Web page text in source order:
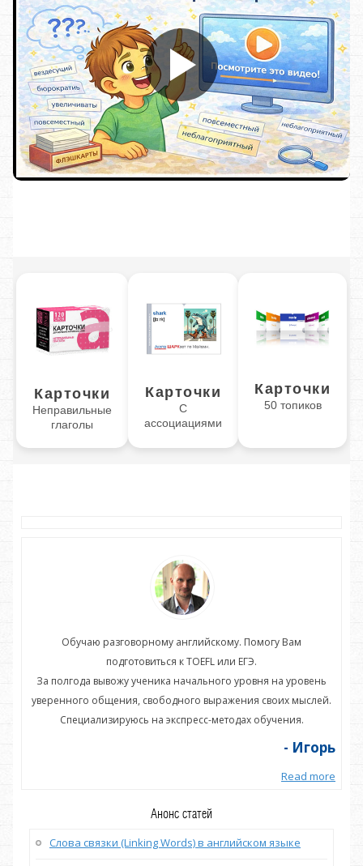
Карточки
Неправильные
глаголы
Карточки
С
ассоциациями
Карточки
50 топиков
Обучаю разговорному английскому. Помогу Вам
подготовиться к TOEFL или ЕГЭ.
За полгода вывожу ученика начального уровня на уровень
уверенного общения, свободного выражения своих мыслей.
Специализируюсь на экспресс-методах обучения.
- Игорь
Read more
Анонс статей
Слова связки (Linking Words) в английском языке